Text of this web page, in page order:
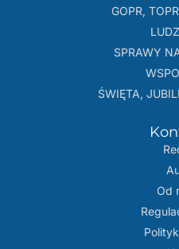
GOPR,
SPRAWY
ŚWIĘTA,
Od